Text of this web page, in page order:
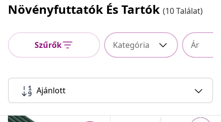
Növényfuttatók És Tartók (10 Találat)
Szűrők Kategória Ár
Ajánlott